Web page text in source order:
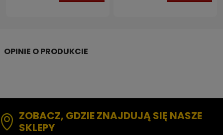
ZOBACZ, GDZIE ZNAJDUJĄ SIĘ NASZE
SKLEPY